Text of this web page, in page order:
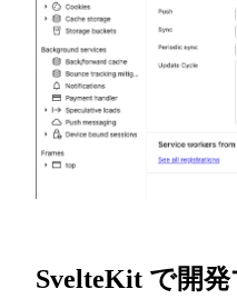
SvelteKit で開